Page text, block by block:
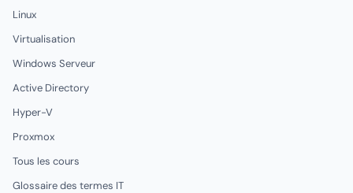
Linux
Virtualisation
Windows Serveur
Active Directory
Hyper-V
Proxmox
Tous les cours
Glossaire des termes IT